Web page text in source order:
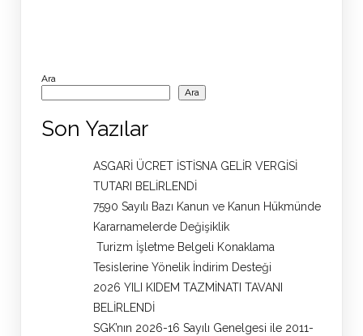
Ara
Ara
Son Yazılar
ASGARİ ÜCRET İSTİSNA GELİR VERGİSİ
TUTARI BELİRLENDİ
7590 Sayılı Bazı Kanun ve Kanun Hükmünde
Kararnamelerde Değişiklik
Turizm İşletme Belgeli Konaklama
Tesislerine Yönelik İndirim Desteği
2026 YILI KIDEM TAZMİNATI TAVANI
BELİRLENDİ
SGK’nın 2026-16 Sayılı Genelgesi ile 2011-